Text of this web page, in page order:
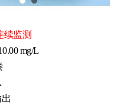
续监测
mg/L